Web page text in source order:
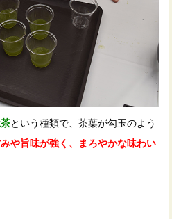
という種類で、茶葉が勾玉のよう
や旨味が強く、まろやかな味わい